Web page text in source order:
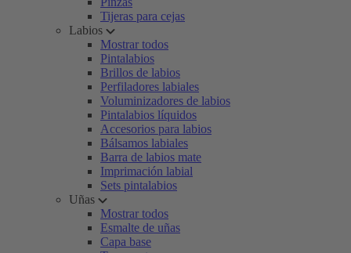
Tijeras para cejas
Labios
Mostrar todos
Pintalabios
Brillos de labios
Perfiladores labiales
Voluminizadores de labios
Pintalabios líquidos
Accesorios para labios
Bálsamos labiales
Barra de labios mate
Imprimación labial
Sets pintalabios
Uñas
Mostrar todos
Esmalte de uñas
Capa base